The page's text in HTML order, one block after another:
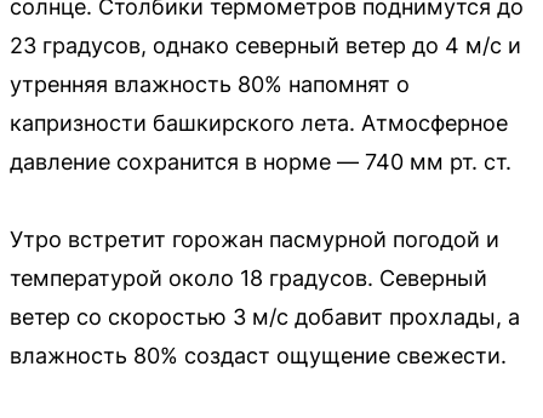
солнце. Столбики термометров поднимутся до
23 градусов, однако северный ветер до 4 м/с и
утренняя влажность 80% напомнят о
капризности башкирского лета. Атмосферное
давление сохранится в норме — 740 мм рт. ст.
Утро встретит горожан пасмурной погодой и
температурой около 18 градусов. Северный
ветер со скоростью 3 м/с добавит прохлады, а
влажность 80% создаст ощущение свежести.